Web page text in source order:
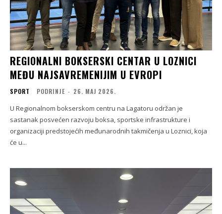
REGIONALNI BOKSERSKI CENTAR U LOZNICI
MEĐU NAJSAVREMENIJIM U EVROPI
SPORT PODRINJE - 26. МАЈ 2026.
U Regionalnom bokserskom centru na Lagatoru održan je
sastanak posvećen razvoju boksa, sportske infrastrukture i
organizaciji predstojećih međunarodnih takmičenja u Loznici, koja
će u...